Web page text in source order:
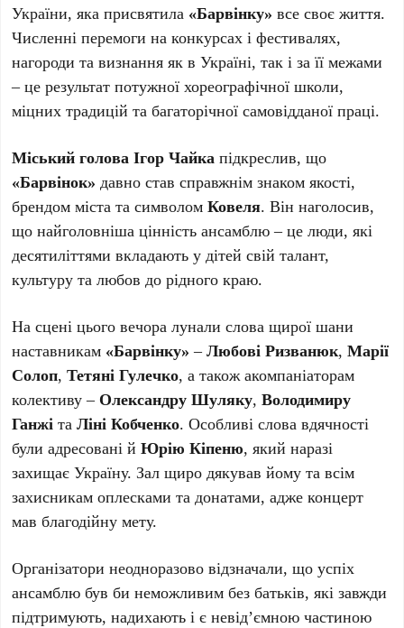
України, яка присвятила «Барвінку» все своє життя.
Численні перемоги на конкурсах і фестивалях,
нагороди та визнання як в Україні, так і за її межами
– це результат потужної хореографічної школи,
міцних традицій та багаторічної самовідданої праці.
Міський голова Ігор Чайка підкреслив, що
«Барвінок» давно став справжнім знаком якості,
брендом міста та символомКовеля. Він наголосив,
що найголовніша цінність ансамблю – це люди, які
десятиліттями вкладають у дітей свій талант,
культуру та любов до рідного краю.
На сцені цього вечора лунали слова щирої шани
наставникам «Барвінку» –Любові Ризванюк,Марії
Солоп,Тетяні Гулечко, а також акомпаніаторам
колективу – Олександру Шуляку,Володимиру
Ганжі таЛіні Кобченко. Особливі слова вдячності
були адресовані йЮрію Кіпеню, який наразі
захищає Україну. Зал щиро дякував йому та всім
захисникам оплесками та донатами, адже концерт
мав благодійну мету.
Організатори неодноразово відзначали, що успіх
ансамблю був би неможливим без батьків, які завжди
підтримують, надихають і є невід’ємною частиною